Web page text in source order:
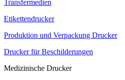
Transfermedien
Etikettendrucker
Produktion und Verpackung Drucker
Drucker für Beschilderungen
Medizinische Drucker